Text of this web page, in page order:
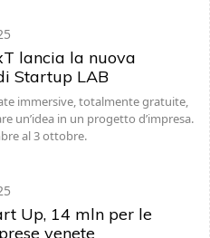
lancia la nuova
Startup LAB
immersive, totalmente gratuite,
un’idea in un progetto d’impresa.
al 3 ottobre.
Up, 14 mln per le
venete